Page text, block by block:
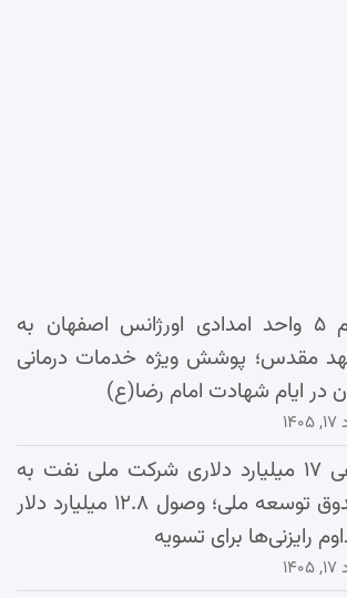
اعزام ۵ واحد امدادی اورژانس اصفهان به
مقدس؛ پوشش ویژه خدمات درمانی
در ایام شهادت امام رضا(ع)
بدهی ۱۷ میلیارد دلاری شرکت ملی نفت به
صندوق توسعه ملی؛ وصول ۱۲.۸ میلیارد دلار
رایزنی‌ها برای تسویه